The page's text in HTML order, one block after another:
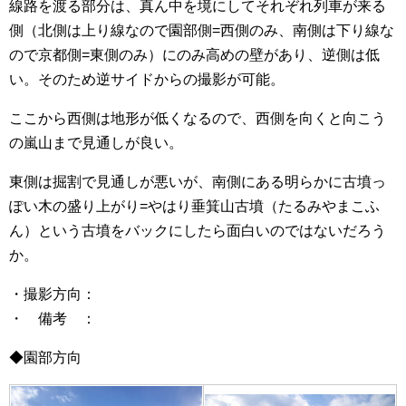
線路を渡る部分は、真ん中を境にしてそれぞれ列車が来る
側（北側は上り線なので園部側=西側のみ、南側は下り線な
ので京都側=東側のみ）にのみ高めの壁があり、逆側は低
い。そのため逆サイドからの撮影が可能。
ここから西側は地形が低くなるので、西側を向くと向こう
の嵐山まで見通しが良い。
東側は掘割で見通しが悪いが、南側にある明らかに古墳っ
ぽい木の盛り上がり=やはり垂箕山古墳（たるみやまこふ
ん）という古墳をバックにしたら面白いのではないだろう
か。
・撮影方向：
・ 備考 ：
◆園部方向